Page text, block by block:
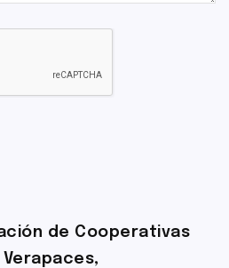
de Cooperativas